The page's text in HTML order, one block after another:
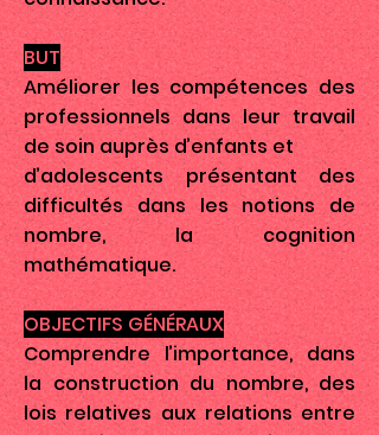
BUT
Améliorer les compétences des
professionnels dans leur travail
de soin auprès d’enfants et
d’adolescents présentant des
difficultés dans les notions de
nombre, la cognition
mathématique.
OBJECTIFS GÉNÉRAUX
Comprendre l’importance, dans
la construction du nombre, des
lois relatives aux relations entre